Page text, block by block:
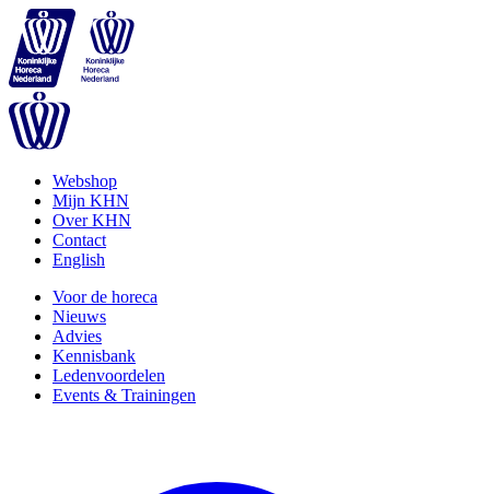
Webshop
Mijn KHN
Over KHN
Contact
English
Voor de horeca
Nieuws
Advies
Kennisbank
Ledenvoordelen
Events & Trainingen